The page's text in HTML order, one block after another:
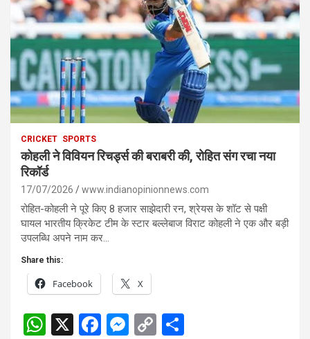
CRICKET SPORTS
कोहली ने विवियन रिचर्ड्स की बराबरी की, रोहित संग रचा नया
रिकॉर्ड
17/07/2026 www.indianopinionnews.com
रोहित-कोहली ने पूरे किए 8 हजार साझेदारी रन, श्रेयस के शॉट से पक्षी
घायल भारतीय क्रिकेट टीम के स्टार बल्लेबाज विराट कोहली ने एक और बड़ी
उपलब्धि अपने नाम कर…
Share this:
Facebook X
W
X
F
M
C